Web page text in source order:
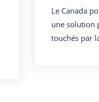
Le Canada
une solution
touchés par